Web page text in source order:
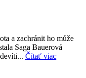
a zachránit ho může
Saga Bauerová
Čítať viac